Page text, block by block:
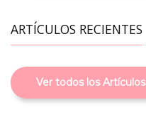
ARTÍCULOS RECIENTES
Ver todos los Artículos